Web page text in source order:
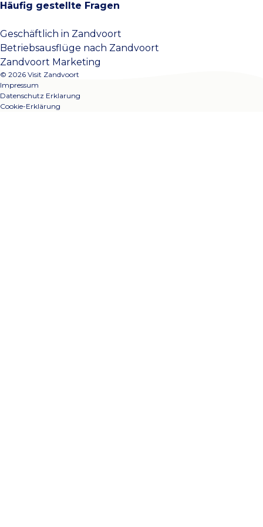
Häufig gestellte Fragen
Geschäftlich in Zandvoort
Betriebsausflüge nach Zandvoort
Zandvoort Marketing
© 2026 Visit Zandvoort
Impressum
Datenschutz Erklarung
Cookie-Erklärung